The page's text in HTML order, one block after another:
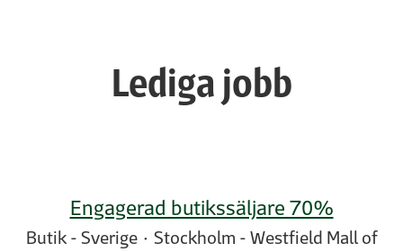
Lediga jobb
Engagerad butikssäljare 70%
Butik - Sverige · Stockholm - Westfield Mall of